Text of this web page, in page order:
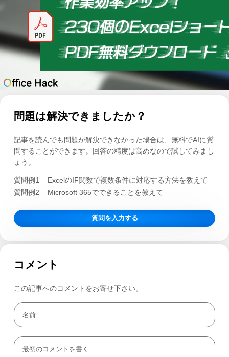
問題は解決できましたか？
記事を読んでも問題が解決できなかった場合は、無料でAIに質
問することができます。回答の精度は高めなので試してみまし
ょう。
質問例1
ExcelのIF関数で複数条件に対応する方法を教えて
質問例2
Microsoft 365でできることを教えて
質問を入力する
コメント
この記事へのコメントをお寄せ下さい。